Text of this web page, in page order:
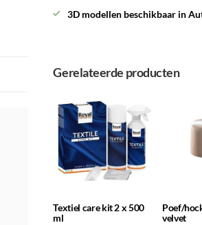
3D modellen beschikbaar in
Gerelateerde producten
Textiel care kit 2 x 500
ml
Poef/
velvet